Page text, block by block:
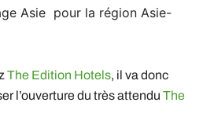
Asie pour la région Asie-
The Edition Hotels, il va donc
l’ouverture du très attendu The